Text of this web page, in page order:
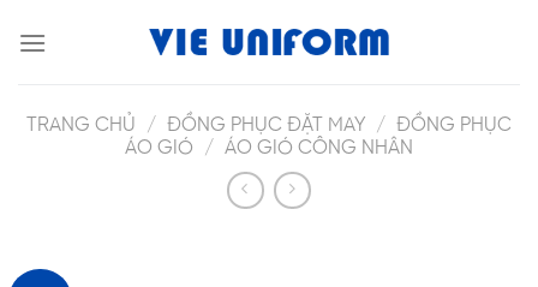
TRANG CHỦ / ĐỒNG PHỤC ĐẶT MAY / ĐỒNG PHỤC
ÁO GIÓ
/ ÁO GIÓ CÔNG NHÂN